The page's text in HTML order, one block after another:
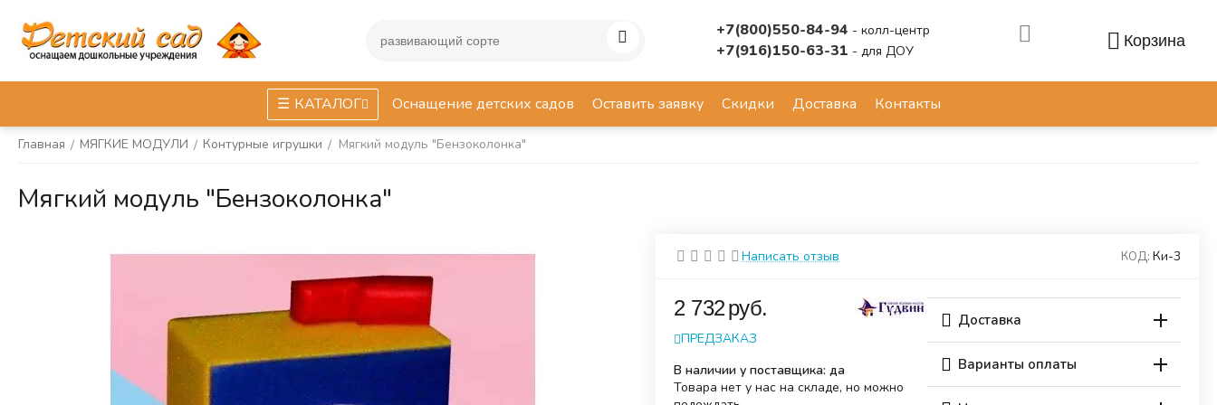
+7(800)550-84-94 - колл-центр
+7(916)150-63-31 - для ДОУ
Корзина
КАТАЛОГ Оснащение детских садов Оставить заявку Скидки Доставка Контакты
Главная / МЯГКИЕ МОДУЛИ / Контурные игрушки / Мягкий модуль "Бензоколонка"
Мягкий модуль "Бензоколонка"
Написать отзыв КОД: Ки-3
‍2 732‍руб.
ПРЕДЗАКАЗ
В наличии у поставщика: да
Товара нет у нас на складе, но можно
Доставка
Варианты оплаты